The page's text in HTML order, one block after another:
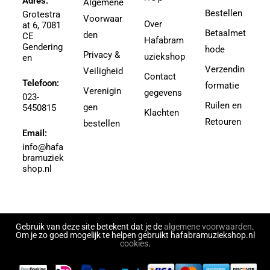
Agrell, Jeffrey
Agricole-Genin, Paul
Aguilar, Walter Leon
Aguilera, Christina
Ahbez, Eden
Ahle, Johann R.
Ahronheim, Albert
Airto Moreira Ramon Zenker
Aitken
Aitken, Robert
Al Hirt
Al-Odeh, Simon
3,5 (4e Divisie)
3-4
3.5
30
3e divisie
4
4,5
4,5 (3e divisie)
4.5
6
7
43497
Grotestra
at 6, 7081
CE
Gendering
en
Telefoon:
023-
5450815
Email:
info@hafa
bramuziek
shop.nl
Voorwaar
den
Privacy &
Veiligheid
Verenigin
gen
bestellen
Over
Hafabram
uziekshop
Contact
gegevens
Klachten
Bestellen
Betaalmet
hode
Verzendin
formatie
Ruilen en
Retouren
Gebruik van deze site betekent dat je dealgemene voorwaarden.
Om je zo goed mogelijk te helpen gebruikt hafabramuziekshop.nl
cookies.